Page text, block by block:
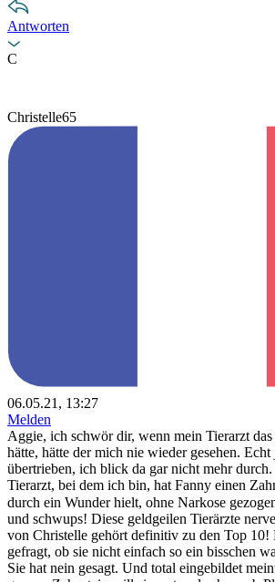
Antworten
C
Christelle65
06.05.21, 13:27
Melden
Aggie, ich schwör dir, wenn mein Tierarzt
hätte, hätte der mich nie wieder gesehen. Echt
übertrieben, ich blick da gar nicht mehr
Tierarzt, bei dem ich bin, hat Fanny einen
durch ein Wunder hielt, ohne Narkose
und schwups! Diese geldgeilen Tierärzte
von Christelle gehört definitiv zu den Top 10!
gefragt, ob sie nicht einfach so ein bisschen
Sie hat nein gesagt. Und total eingebildet